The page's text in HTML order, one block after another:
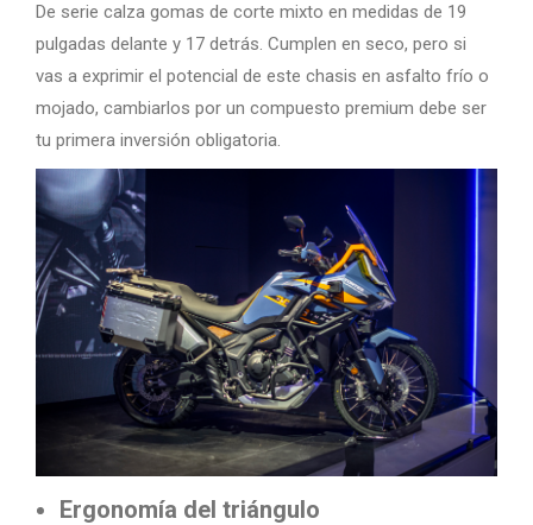
De serie calza gomas de corte mixto en medidas de 19
pulgadas delante y 17 detrás. Cumplen en seco, pero si
vas a exprimir el potencial de este chasis en asfalto frío o
mojado, cambiarlos por un compuesto premium debe ser
tu primera inversión obligatoria.
Ergonomía del triángulo